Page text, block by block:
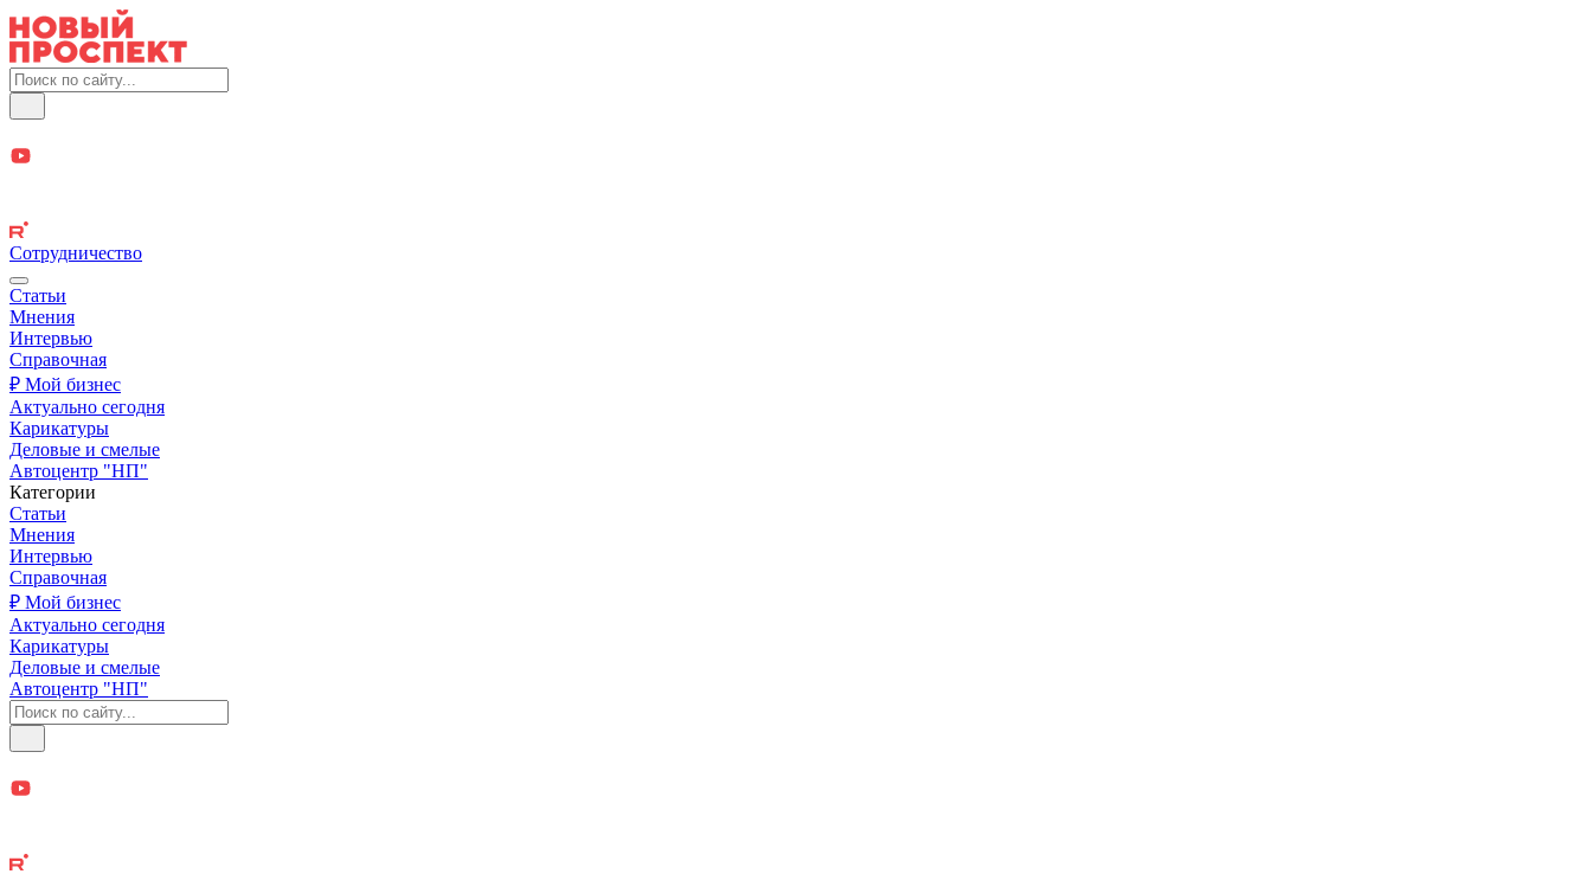
Сотрудничество
Статьи
Мнения
Интервью
Справочная
₽ Мой бизнес
Актуально сегодня
Карикатуры
Деловые и смелые
Автоцентр "НП"
Категории
Статьи
Мнения
Интервью
Справочная
₽ Мой бизнес
Актуально сегодня
Карикатуры
Деловые и смелые
Автоцентр "НП"